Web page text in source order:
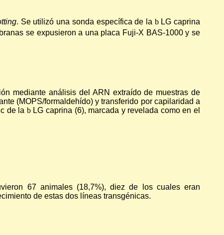
. Se utilizó una sonda específica de la bLG caprina
se expusieron a una placa Fuji-X BAS-1000 y se
mediante análisis del ARN extraído de muestras de
(MOPS/formaldehído) y transferido por capilaridad a
de la bLG caprina (6), marcada y revelada como en el
67 animales (18,7%), diez de los cuales eran
de estas dos líneas transgénicas.